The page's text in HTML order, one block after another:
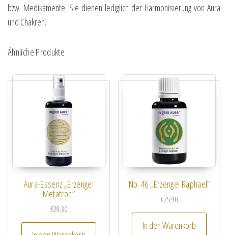
bzw. Medikamente. Sie dienen lediglich der Harmonisierung von Aura
und Chakren.
Ähnliche Produkte
Aura-Essenz „Erzengel
Metatron“
€29.30
No. 46 „Erzengel Raphael“
€25.90
In den Warenkorb